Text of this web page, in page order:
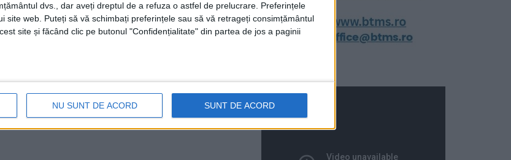
dvs., dar aveți dreptul de a refuza o astfel de prelucrare. Preferințele
site web. Puteți să vă schimbați preferințele sau să vă retrageți consimțământul
site și făcând clic pe butonul "Confidențialitate" din partea de jos a paginii
NU SUNT DE ACORD SUNT DE ACORD
puţine mame
condiţiile raportării la numărul total al
nu este lipsit de consecinţe!